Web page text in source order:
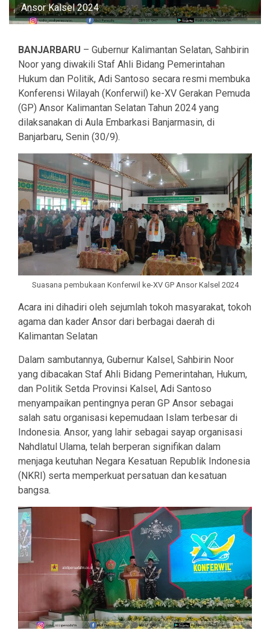
Ansor Kalsel 2024
BANJARBARU – Gubernur Kalimantan Selatan, Sahbirin
Noor yang diwakili Staf Ahli Bidang Pemerintahan
Hukum dan Politik, Adi Santoso secara resmi membuka
Konferensi Wilayah (Konferwil) ke-XV Gerakan Pemuda
(GP) Ansor Kalimantan Selatan Tahun 2024 yang
dilaksanakan di Aula Embarkasi Banjarmasin, di
Banjarbaru, Senin (30/9).
Suasana pembukaan Konferwil ke-XV GP Ansor Kalsel 2024
Acara ini dihadiri oleh sejumlah tokoh masyarakat, tokoh
agama dan kader Ansor dari berbagai daerah di
Kalimantan Selatan
Dalam sambutannya, Gubernur Kalsel, Sahbirin Noor
yang dibacakan Staf Ahli Bidang Pemerintahan, Hukum,
dan Politik Setda Provinsi Kalsel, Adi Santoso
menyampaikan pentingnya peran GP Ansor sebagai
salah satu organisasi kepemudaan Islam terbesar di
Indonesia. Ansor, yang lahir sebagai sayap organisasi
Nahdlatul Ulama, telah berperan signifikan dalam
menjaga keutuhan Negara Kesatuan Republik Indonesia
(NKRI) serta memperkuat persatuan dan kesatuan
bangsa.